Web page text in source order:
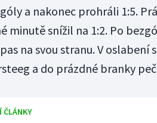
a nakonec prohráli 1:5.
minutě snížil na 1:2. Po
na svou stranu. V
a do prázdné branky
ČLÁNKY